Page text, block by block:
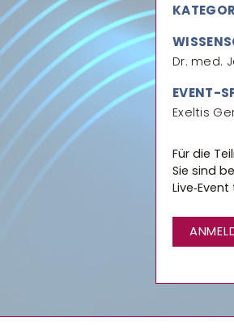
Dr. med.
EVENT-
Exeltis
Für die
Sie sind